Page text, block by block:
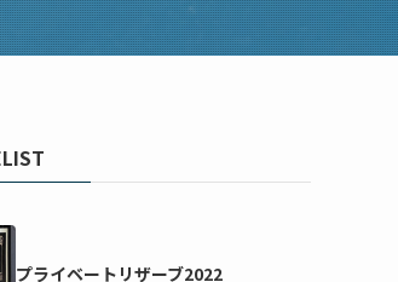
プライベートリザーブ2022